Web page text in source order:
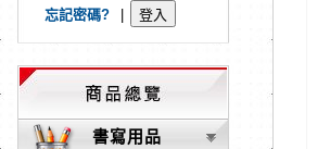
忘記密碼?
書寫用品